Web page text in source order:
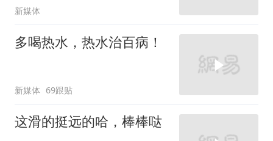
新媒体
多喝热水，热水治百病！
新媒体 69跟贴
这滑的挺远的哈，棒棒哒